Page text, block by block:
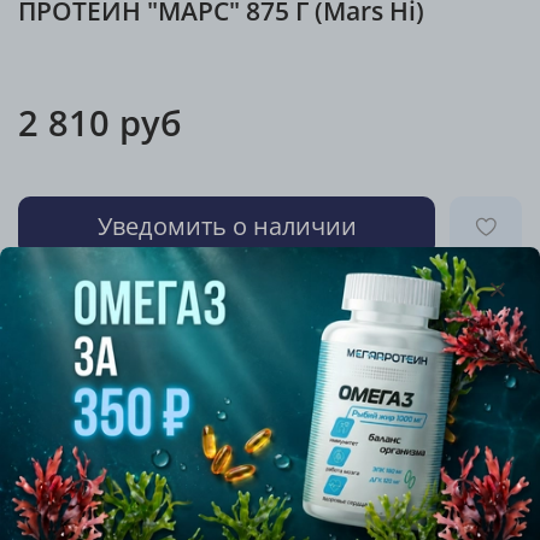
ПРОТЕИН "МАРС" 875 Г (Mars Hi)
2 810 руб
Уведомить о наличии
Описание
Mars Hi Protein Whey Powder - это концентрат
сывороточного белка, который на вкус как
популярный батончик Mars.
Это хороший источник питательных веществ,